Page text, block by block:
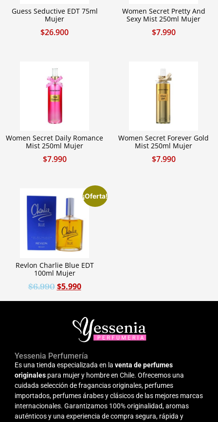
Guess Seductive EDT 75ml
Mujer
$26.900
Women Secret Pretty And
Sexy Mist 250ml Mujer
$7.990
Women Secret Daily Romance
Mist 250ml Mujer
$7.990
Women Secret Forever Gold
Mist 250ml Mujer
$7.990
¡Oferta!
Revlon Charlie Blue EDT
100ml Mujer
$6.990 $5.990
Yessenia Perfumería
Es una tienda especializada en la venta de perfumes
originales para mujer y hombre en Chile. Ofrecemos una
cuidada selección de fragancias originales, perfumes
importados, perfumes árabes y clásicos de las mejores marcas
internacionales. Garantizamos 100% originalidad, aromas
auténticos y una experiencia de compra segura, rápida y